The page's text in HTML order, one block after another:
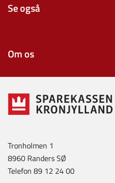
Se også
Om os
Tronholmen 1
8960 Randers SØ
Telefon 89 12 24 00